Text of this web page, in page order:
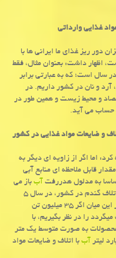
غذایی وارداتی
دور ریز غذای ما ایرانی ها با
اظهار داشت: بعنوان مثال، فقط
برابر ۴ میلیون تن در سال است؛ كه به عبارتی برابر
آرد و نان در كشور داریم. در
و محیط زیست و همین طور در
حساب می آید.
و ضایعات مواد غذایی در كشور
اما اگر از زاویه ای دیگر به
قابل ملاحظه ای منابع آبی
به مدلول هدررفتآبباز می
باشد؛ به گونه ای كه فقط به واسطه ضایعات و اتلاف گندم در كشور، در سال ۵
هدر می رود. در این میان اگر ۳۵ میلیون تن
را در نظر بگیریم، با
محصولات به صورت متوسط یك متر
آببا اتلاف و ضایعات مواد